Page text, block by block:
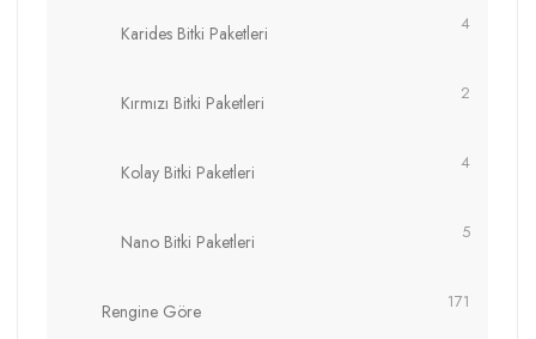
Karides Bitki Paketleri 4
Kırmızı Bitki Paketleri 2
Kolay Bitki Paketleri 4
Nano Bitki Paketleri 5
Rengine Göre 171